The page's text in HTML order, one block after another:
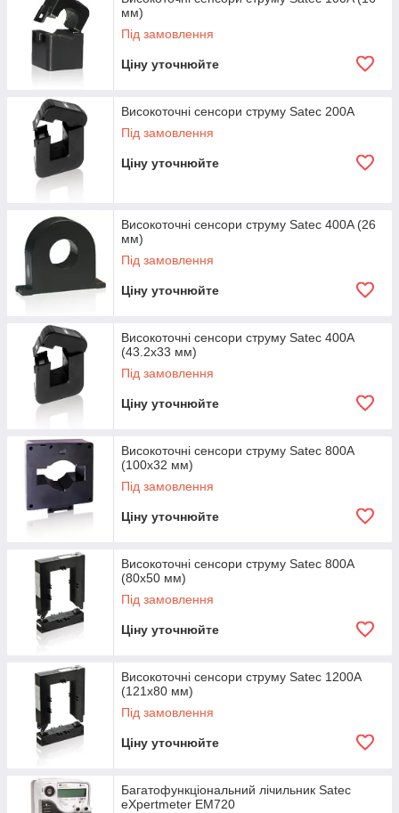
мм)
Під замовлення
Ціну уточнюйте
Високоточні сенсори струму Satec 200A
Під замовлення
Ціну уточнюйте
Високоточні сенсори струму Satec 400A (26
мм)
Під замовлення
Ціну уточнюйте
Високоточні сенсори струму Satec 400A
(43.2x33 мм)
Під замовлення
Ціну уточнюйте
Високоточні сенсори струму Satec 800A
(100x32 мм)
Під замовлення
Ціну уточнюйте
Високоточні сенсори струму Satec 800A
(80x50 мм)
Під замовлення
Ціну уточнюйте
Високоточні сенсори струму Satec 1200A
(121x80 мм)
Під замовлення
Ціну уточнюйте
Багатофункціональний лічильник Satec
eXpertmeter EM720